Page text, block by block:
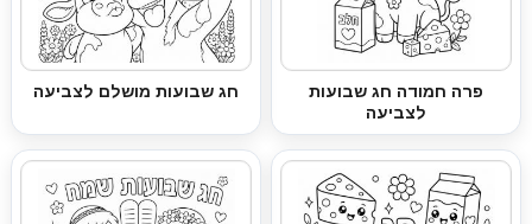
פרה חמודה חג שבועות
לצביעה
חג שבועות מושלם לצביעה